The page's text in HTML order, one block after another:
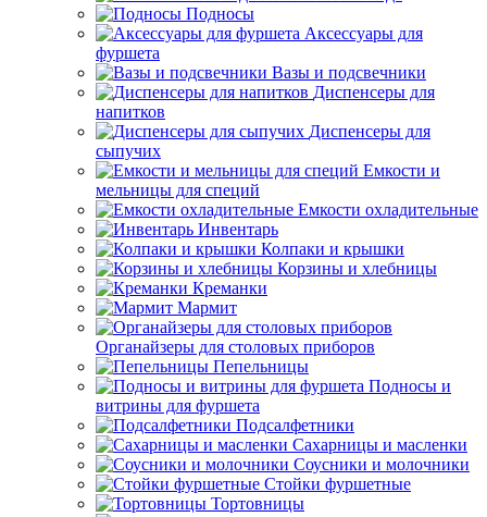
Подносы
Аксессуары для
фуршета
Вазы и подсвечники
Диспенсеры для
напитков
Диспенсеры для
сыпучих
Емкости и
мельницы для специй
Емкости охладительные
Инвентарь
Колпаки и крышки
Корзины и хлебницы
Креманки
Мармит
Органайзеры для столовых приборов
Пепельницы
Подносы и
витрины для фуршета
Подсалфетники
Сахарницы и масленки
Соусники и молочники
Стойки фуршетные
Тортовницы